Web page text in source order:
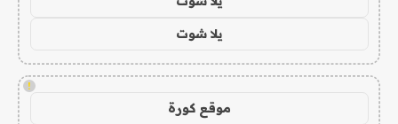
يلا شوت
!
موقع كورة